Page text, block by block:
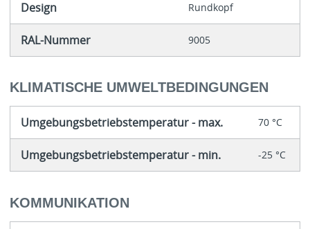
Design Rundkopf
RAL-Nummer 9005
KLIMATISCHE UMWELTBEDINGUNGEN
Umgebungsbetriebstemperatur - max. 70 °C
Umgebungsbetriebstemperatur - min. -25 °C
KOMMUNIKATION